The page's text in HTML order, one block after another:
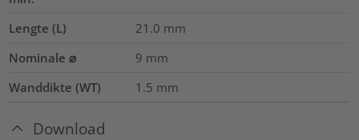
Lengte (L) 21.0 mm
Nominale ⌀
9 mm
Wanddikte (WT)
1.5 mm
Download